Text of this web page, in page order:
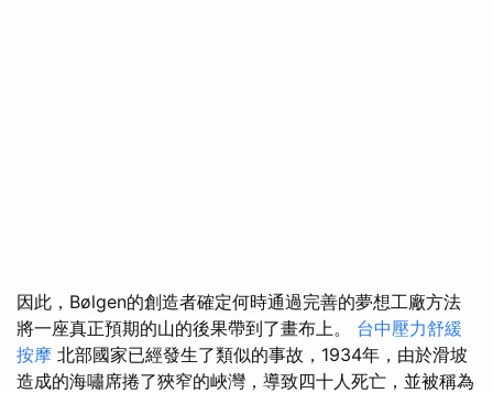
因此，Bølgen的創造者確定何時通過完善的夢想工廠方法
將一座真正預期的山的後果帶到了畫布上。 台中壓力舒緩
按摩 北部國家已經發生了類似的事故，1934年，由於滑坡
造成的海嘯席捲了狹窄的峽灣，導致四十人死亡，並被稱為